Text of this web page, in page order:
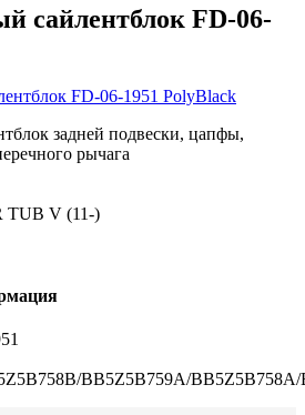
сайлентблок FD-06-
задней подвески, цапфы,
рычага
TUB V (11-)
BB5Z5B759A/